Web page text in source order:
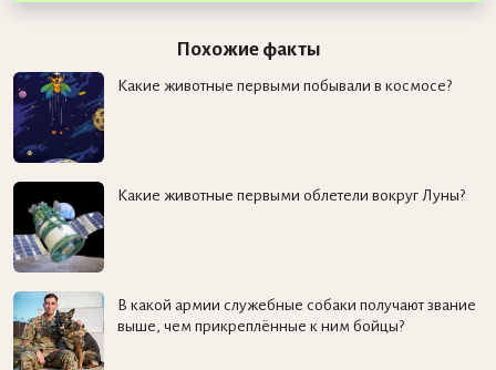
Похожие факты
Какие животные первыми побывали в космосе?
Какие животные первыми облетели вокруг Луны?
В какой армии служебные собаки получают звание
выше, чем прикреплённые к ним бойцы?